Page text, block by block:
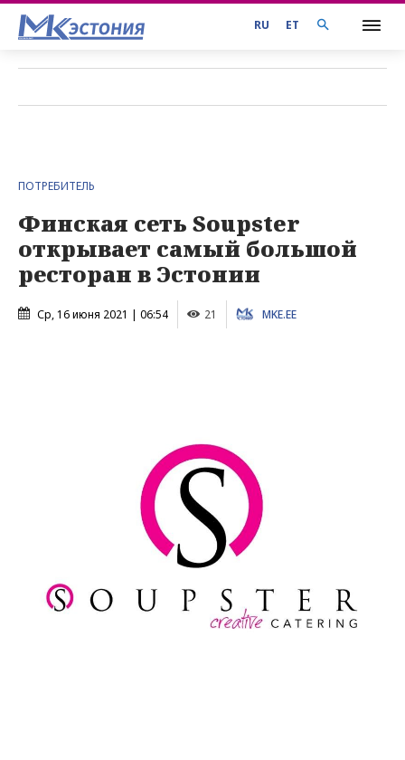
RU ET
ПОТРЕБИТЕЛЬ
Финская сеть Soupster
открывает самый большой
ресторан в Эстонии
Ср, 16 июня 2021 | 06:54 21 MKE.EE